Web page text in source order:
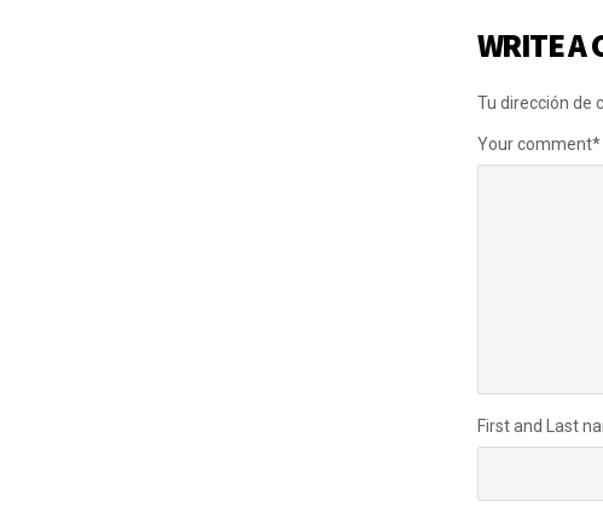
WRITE A
Tu dirección de
Your comment*
First and Last